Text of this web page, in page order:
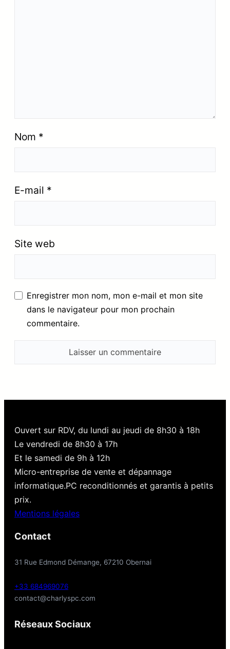
Nom *
E-mail *
Site web
Enregistrer mon nom, mon e-mail et mon site
dans le navigateur pour mon prochain
commentaire.
Ouvert sur RDV, du lundi au jeudi de 8h30 à 18h
Le vendredi de 8h30 à 17h
Et le samedi de 9h à 12h
Micro-entreprise de vente et dépannage
informatique.PC reconditionnés et garantis à petits
prix.
Mentions légales
Contact
31 Rue Edmond Démange, 67210 Obernai
+33 684969076
contact@charlyspc.com
Réseaux Sociaux